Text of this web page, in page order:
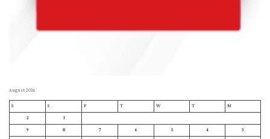
August 2026
M
T
W
T
F
S
S
1
2
3
4
5
6
7
8
9